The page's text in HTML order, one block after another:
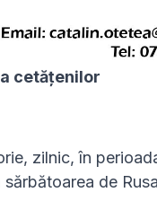
cetățenilor
zilnic, în
de